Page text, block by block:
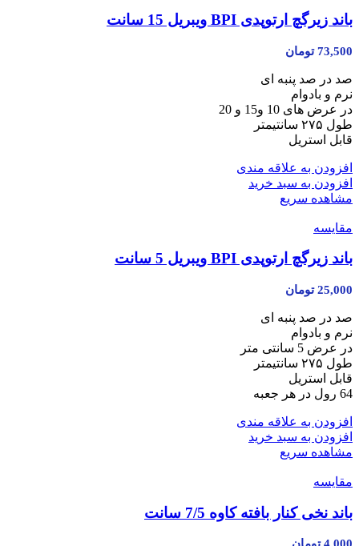
باند زیر‌گچ ارتوپدی BPI ویبریل 15 سانت
73,500 تومان
صد در صد پنبه ای
نرم و بادوام
در عرض های 10 و15 و 20
طول ۲۷۵ سانتیمتر
قابل استریل
افزودن به علاقه مندی
افزودن به سبد خرید
مشاهده سریع
مقایسه
باند زیر‌گچ ارتوپدی BPI ویبریل 5 سانت
25,000 تومان
صد در صد پنبه ای
نرم و بادوام
در عرض 5 سانتی متر
طول ۲۷۵ سانتیمتر
قابل استریل
64 رول در هر جعبه
افزودن به علاقه مندی
افزودن به سبد خرید
مشاهده سریع
مقایسه
باند نخی کنار بافته کاوه 7/5 سانت